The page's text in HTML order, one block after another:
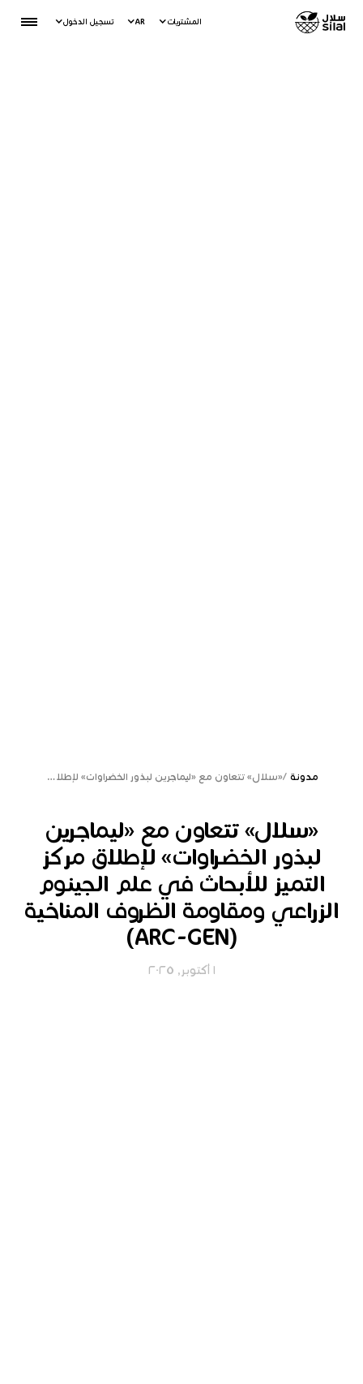
المشتريات AR تسجيل الدخول
مدونة / «سلال» تتعاون مع «ليماجرين لبذور الخضراوات» لإطلاق مركز التميز للأبحاث في علم الجينوم الزراعي ومقاومة الظروف المناخية (ARC-GEN)
«سلال» تتعاون مع «ليماجرين
لبذور الخضراوات» لإطلاق مركز
التميز للأبحاث في علم الجينوم
الزراعي ومقاومة الظروف المناخية
(ARC-GEN)
١ أكتوبر, ٢٠٢٥